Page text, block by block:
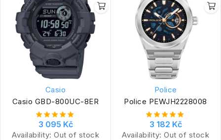
Casio
Casio GBD-800UC-8ER
3 095 Kč
Availability: Out of stock
Police
Police PEWJH2228008
3 182 Kč
Availability: Out of stock